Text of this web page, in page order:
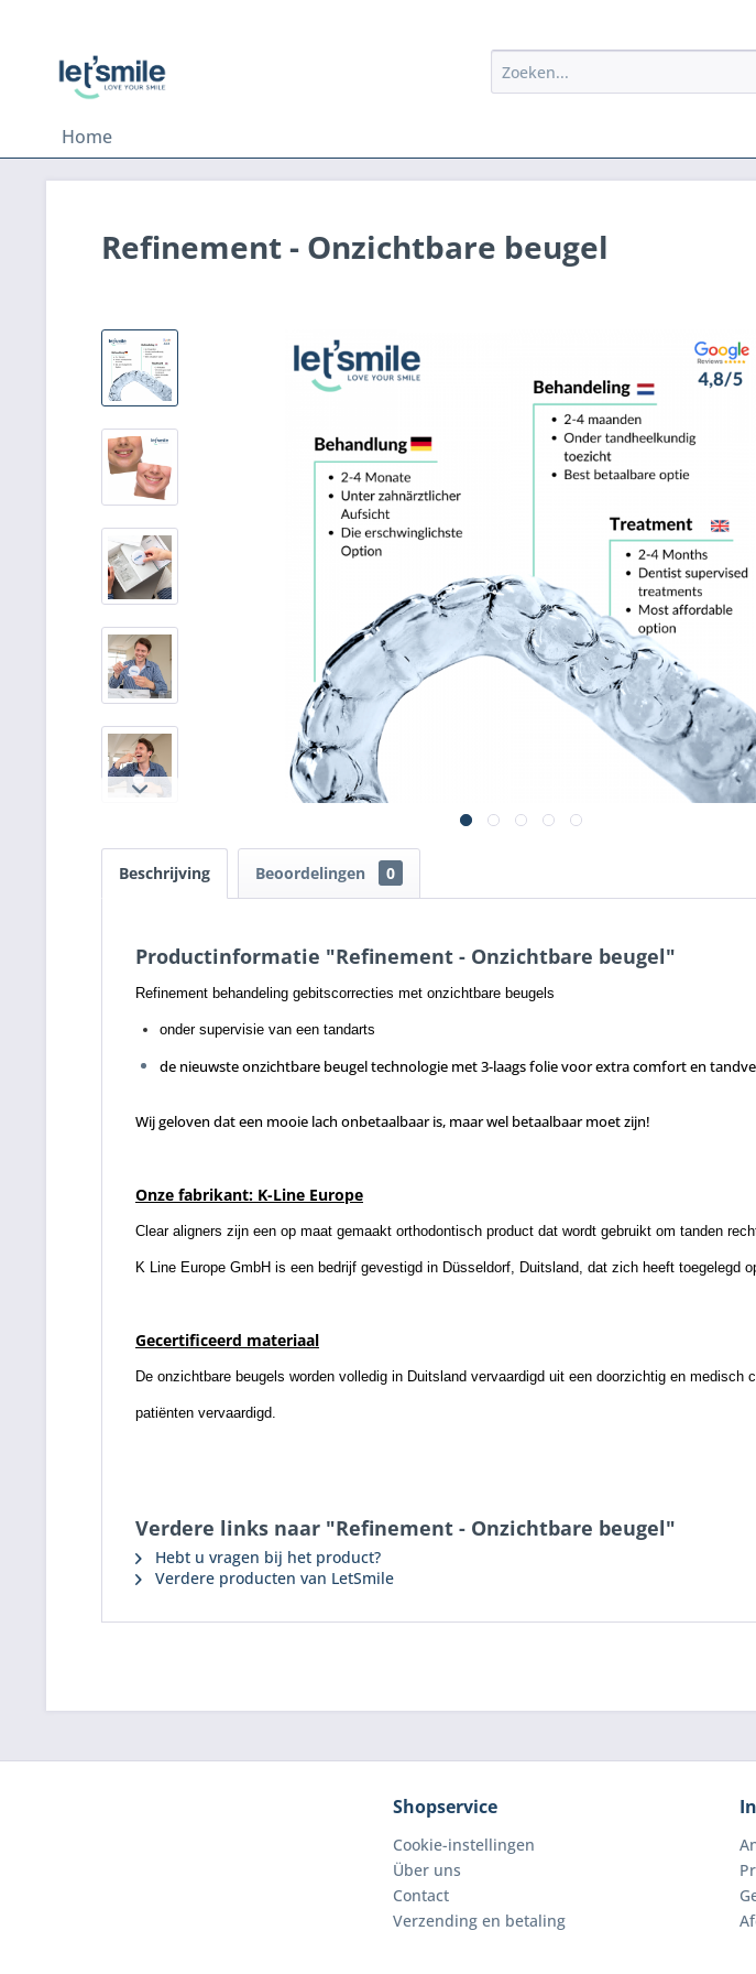
Home
Refinement - Onzichtbare beugel
Beschrijving Beoordelingen 0
Productinformatie "Refinement - Onzichtbare beugel"
Refinement behandeling gebitscorrecties met onzichtbare beugels
onder supervisie van een tandarts
de nieuwste onzichtbare beugel technologie met 3-laags folie voor extra comfort en
Wij geloven dat een mooie lach onbetaalbaar is, maar wel betaalbaar moet zijn!
Onze fabrikant: K-Line Europe
Clear aligners zijn een op maat gemaakt orthodontisch product dat wordt gebruikt om tanden
K Line Europe GmbH is een bedrijf gevestigd in Düsseldorf, Duitsland, dat zich heeft toegelegd
Gecertificeerd materiaal
De onzichtbare beugels worden volledig in Duitsland vervaardigd uit een doorzichtig en
patiënten vervaardigd.
Verdere links naar "Refinement - Onzichtbare beugel"
Hebt u vragen bij het product?
Verdere producten van LetSmile
Shopservice
Cookie-instellingen
Über uns
Contact
Verzending en betaling